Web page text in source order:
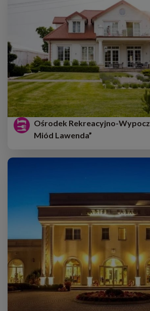
Ośrodek Rekreacyjno-
Miód Lawenda”